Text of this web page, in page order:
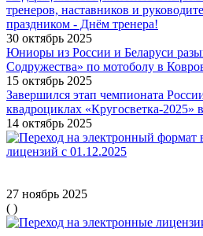
тренеров, наставников и
праздником - Днём тренера!
30 октябрь 2025
Юниоры из России и Беларуси
Содружества» по мотоболу в
15 октябрь 2025
Завершился этап чемпионата
квадроциклах «Кругосветка-2025»
14 октябрь 2025
27 ноябрь 2025
( )